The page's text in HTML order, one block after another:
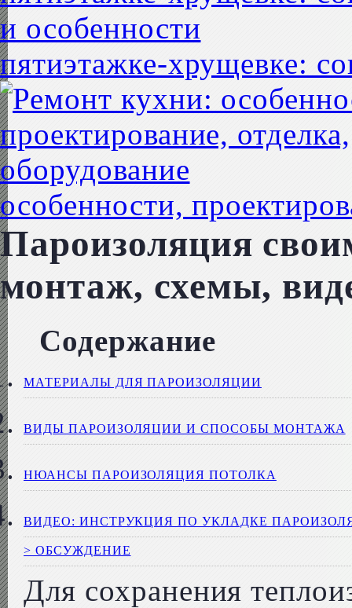
пятиэтажке-хрущевке:
особенности,
Пароизоляция
монтаж, схемы,
Содержание
МАТЕРИАЛЫ ДЛЯ ПАРОИЗОЛЯЦИИ
ВИДЫ ПАРОИЗОЛЯЦИИ И СПОСОБЫ МОНТАЖА
НЮАНСЫ ПАРОИЗОЛЯЦИЯ ПОТОЛКА
ВИДЕО: ИНСТРУКЦИЯ ПО УКЛАДКЕ
> ОБСУЖДЕНИЕ
Для сохранения